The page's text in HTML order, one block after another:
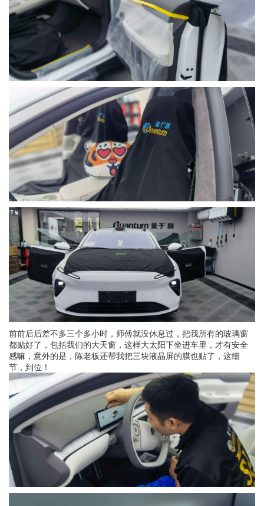
前前后后差不多三个多小时，师傅就没休息过，把我所有的玻璃窗
都贴好了，包括我们的大天窗，这样大太阳下坐进车里，才有安全
感嘛，意外的是，陈老板还帮我把三块液晶屏的膜也贴了，这细
节，到位！